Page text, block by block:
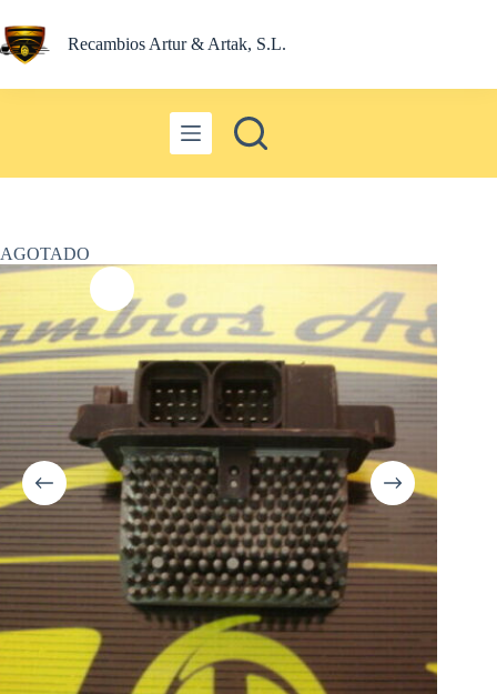
al
contenido Recambios Artur & Artak, S.L.
AGOTADO